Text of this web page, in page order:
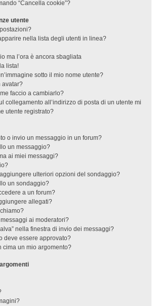
“Cancella cookie”?
utente
nella lista degli utenti in linea?
ma l’ora è ancora sbagliata
lista!
sotto il mio nome utente?
avatar?
faccio a cambiarlo?
collegamento all’indirizzo di posta di un utente mi
utente registrato?
o invio un messaggio in un forum?
un messaggio?
ai miei messaggi?
ulteriori opzioni del sondaggio?
un sondaggio?
a un forum?
allegati?
ai moderatori?
nella finestra di invio dei messaggi?
deve essere approvato?
cima un mio argomento?